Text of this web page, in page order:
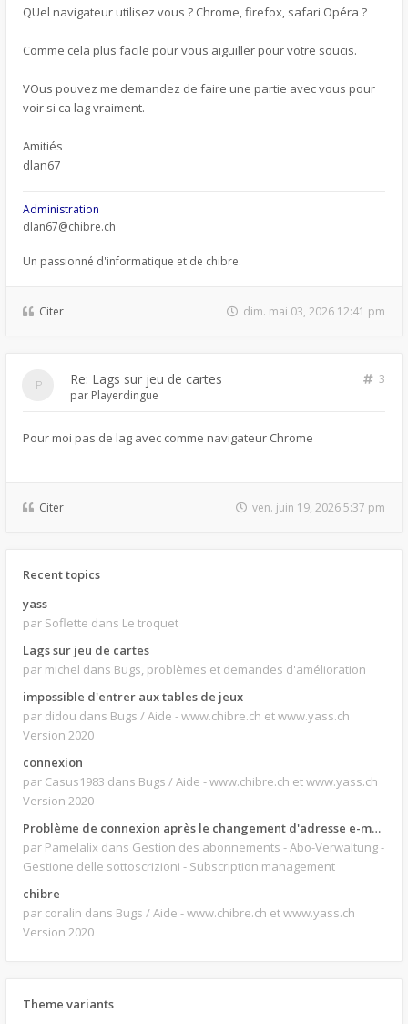
QUel navigateur utilisez vous ? Chrome, firefox, safari Opéra ?
Comme cela plus facile pour vous aiguiller pour votre soucis.
VOus pouvez me demandez de faire une partie avec vous pour
voir si ca lag vraiment.
Amitiés
dlan67
Administration
dlan67@chibre.ch
Un passionné d'informatique et de chibre.
Citer dim. mai 03, 2026 12:41 pm
Re: Lags sur jeu de cartes
3
par Playerdingue
Pour moi pas de lag avec comme navigateur Chrome
Citer ven. juin 19, 2026 5:37 pm
Recent topics
yass
par Soflette dans Le troquet
Lags sur jeu de cartes
par michel dans Bugs, problèmes et demandes d'amélioration
impossible d'entrer aux tables de jeux
par didou dans Bugs / Aide - www.chibre.ch et www.yass.ch
Version 2020
connexion
par Casus1983 dans Bugs / Aide - www.chibre.ch et www.yass.ch
Version 2020
Problème de connexion après le changement d'adresse e-mail.
par Pamelalix dans Gestion des abonnements - Abo-Verwaltung -
Gestione delle sottoscrizioni - Subscription management
chibre
par coralin dans Bugs / Aide - www.chibre.ch et www.yass.ch
Version 2020
Theme variants